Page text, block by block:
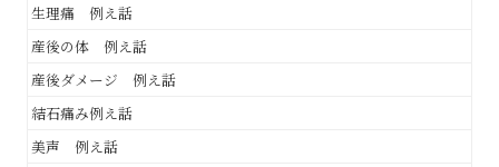
生理痛 例え話
産後の体 例え話
産後ダメージ 例え話
結石痛み例え話
美声 例え話